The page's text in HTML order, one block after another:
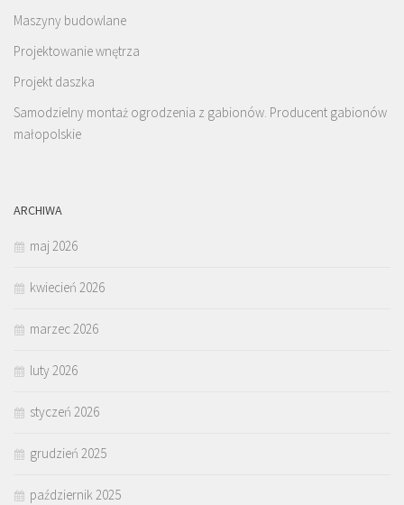
Maszyny budowlane
Projektowanie wnętrza
Projekt daszka
Samodzielny montaż ogrodzenia z gabionów. Producent gabionów
małopolskie
ARCHIWA
maj 2026
kwiecień 2026
marzec 2026
luty 2026
styczeń 2026
grudzień 2025
październik 2025